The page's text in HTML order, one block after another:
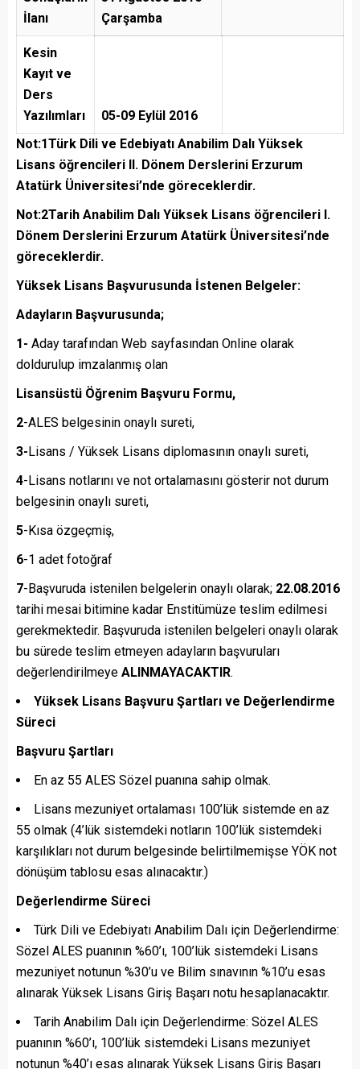
İlanı
Çarşamba
Kesin
Kayıt ve
Ders
Yazılımları
05-09 Eylül 2016
Not:1Türk Dili ve Edebiyatı Anabilim Dalı Yüksek
Lisans öğrencileri II. Dönem Derslerini Erzurum
Atatürk Üniversitesi’nde göreceklerdir.
Not:2Tarih Anabilim Dalı Yüksek Lisans öğrencileri I.
Dönem Derslerini Erzurum Atatürk Üniversitesi’nde
göreceklerdir.
Yüksek Lisans Başvurusunda İstenen Belgeler:
Adayların Başvurusunda;
1- Aday tarafından Web sayfasından Online olarak
doldurulup imzalanmış olan
Lisansüstü Öğrenim Başvuru Formu,
2-ALES belgesinin onaylı sureti,
3-Lisans / Yüksek Lisans diplomasının onaylı sureti,
4-Lisans notlarını ve not ortalamasını gösterir not durum
belgesinin onaylı sureti,
5-Kısa özgeçmiş,
6-1 adet fotoğraf
7-Başvuruda istenilen belgelerin onaylı olarak; 22.08.2016
tarihi mesai bitimine kadar Enstitümüze teslim edilmesi
gerekmektedir. Başvuruda istenilen belgeleri onaylı olarak
bu sürede teslim etmeyen adayların başvuruları
değerlendirilmeye ALINMAYACAKTIR.
Yüksek Lisans Başvuru Şartları ve Değerlendirme
Süreci
Başvuru Şartları
En az 55 ALES Sözel puanına sahip olmak.
Lisans mezuniyet ortalaması 100’lük sistemde en az
55 olmak (4’lük sistemdeki notların 100’lük sistemdeki
karşılıkları not durum belgesinde belirtilmemişse YÖK not
dönüşüm tablosu esas alınacaktır.)
Değerlendirme Süreci
Türk Dili ve Edebiyatı Anabilim Dalı için Değerlendirme:
Sözel ALES puanının %60’ı, 100’lük sistemdeki Lisans
mezuniyet notunun %30’u ve Bilim sınavının %10’u esas
alınarak Yüksek Lisans Giriş Başarı notu hesaplanacaktır.
Tarih Anabilim Dalı için Değerlendirme: Sözel ALES
puanının %60’ı, 100’lük sistemdeki Lisans mezuniyet
notunun %40’ı esas alınarak Yüksek Lisans Giriş Başarı